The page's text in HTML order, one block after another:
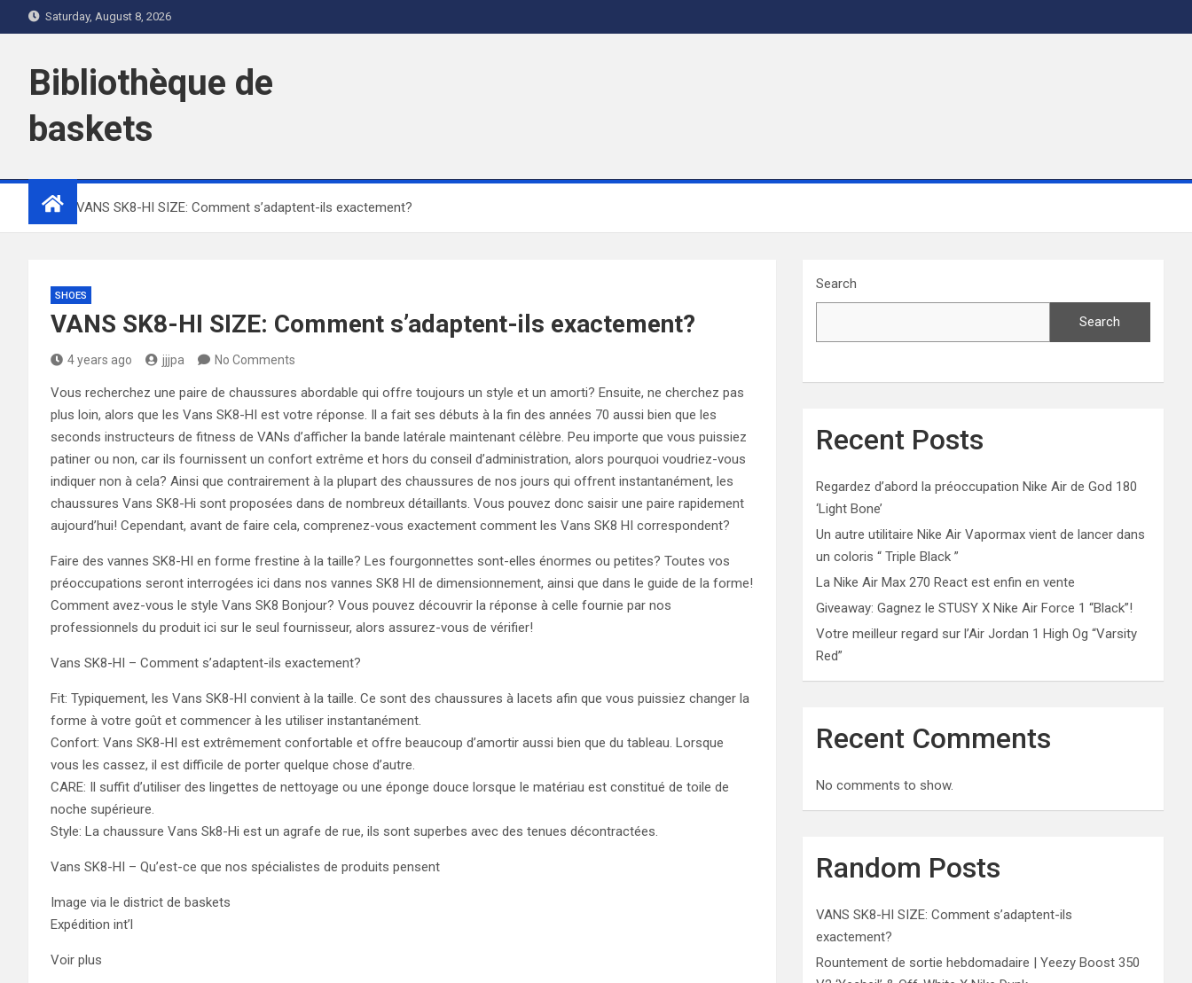
to
Saturday, August 8, 2026
Bibliothèque de
baskets
Home VANS SK8-HI SIZE: Comment s’adaptent-ils exactement?
SHOES
VANS SK8-HI SIZE: Comment s’adaptent-ils exactement?
4 years ago jjjpa No Comments
Vous recherchez une paire de chaussures abordable qui offre toujours un style et un amorti? Ensuite, ne cherchez pas
plus loin, alors que les Vans SK8-HI est votre réponse. Il a fait ses débuts à la fin des années 70 aussi bien que les
seconds instructeurs de fitness de VANs d’afficher la bande latérale maintenant célèbre. Peu importe que vous puissiez
patiner ou non, car ils fournissent un confort extrême et hors du conseil d’administration, alors pourquoi voudriez-vous
indiquer non à cela? Ainsi que contrairement à la plupart des chaussures de nos jours qui offrent instantanément, les
chaussures Vans SK8-Hi sont proposées dans de nombreux détaillants. Vous pouvez donc saisir une paire rapidement
aujourd’hui! Cependant, avant de faire cela, comprenez-vous exactement comment les Vans SK8 HI correspondent?
Faire des vannes SK8-HI en forme frestine à la taille? Les fourgonnettes sont-elles énormes ou petites? Toutes vos
préoccupations seront interrogées ici dans nos vannes SK8 HI de dimensionnement, ainsi que dans le guide de la forme!
Comment avez-vous le style Vans SK8 Bonjour? Vous pouvez découvrir la réponse à celle fournie par nos
professionnels du produit ici sur le seul fournisseur, alors assurez-vous de vérifier!
Vans SK8-HI – Comment s’adaptent-ils exactement?
Fit: Typiquement, les Vans SK8-HI convient à la taille. Ce sont des chaussures à lacets afin que vous puissiez changer la
forme à votre goût et commencer à les utiliser instantanément.
Confort: Vans SK8-HI est extrêmement confortable et offre beaucoup d’amortir aussi bien que du tableau. Lorsque
vous les cassez, il est difficile de porter quelque chose d’autre.
CARE: Il suffit d’utiliser des lingettes de nettoyage ou une éponge douce lorsque le matériau est constitué de toile de
noche supérieure.
Style: La chaussure Vans Sk8-Hi est un agrafe de rue, ils sont superbes avec des tenues décontractées.
Vans SK8-HI – Qu’est-ce que nos spécialistes de produits pensent
Image via le district de baskets
Expédition int’l
Voir plus
Search
Search
Recent Posts
Regardez d’abord la préoccupation Nike Air de God 180
‘Light Bone’
Un autre utilitaire Nike Air Vapormax vient de lancer dans
un coloris “ Triple Black ”
La Nike Air Max 270 React est enfin en vente
Giveaway: Gagnez le STUSY X Nike Air Force 1 “Black”!
Votre meilleur regard sur l’Air Jordan 1 High Og “Varsity
Red”
Recent Comments
No comments to show.
Random Posts
VANS SK8-HI SIZE: Comment s’adaptent-ils
exactement?
Rountement de sortie hebdomadaire | Yeezy Boost 350